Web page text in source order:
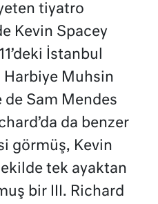
tiyatro
Kevin Spacey
İstanbul
Harbiye Muhsin
de Sam Mendes
da benzer
görmüş, Kevin
tek ayaktan
bir III. Richard